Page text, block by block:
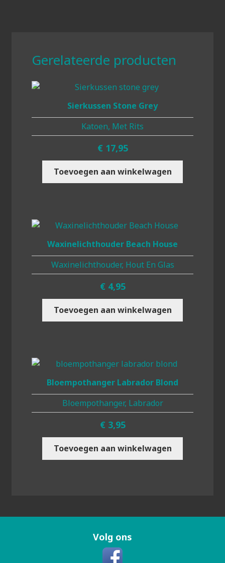
Gerelateerde producten
Sierkussen Stone Grey
Katoen, Met Rits
€ 17,95
Toevoegen aan winkelwagen
Waxinelichthouder Beach House
Waxinelichthouder, Hout En Glas
€ 4,95
Toevoegen aan winkelwagen
Bloempothanger Labrador Blond
Bloempothanger, Labrador
€ 3,95
Toevoegen aan winkelwagen
Volg ons